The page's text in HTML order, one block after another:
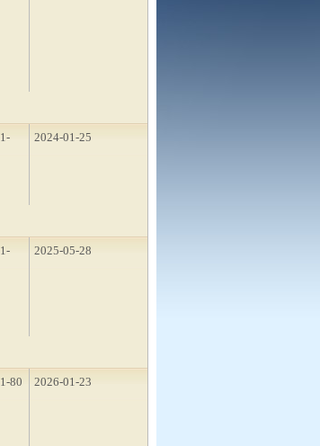
2024-01-25
2025-05-28
80 2026-01-23